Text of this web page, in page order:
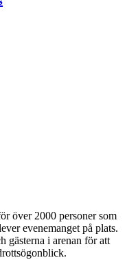
över 2000 personer som
evenemanget på plats.
gästerna i arenan för att